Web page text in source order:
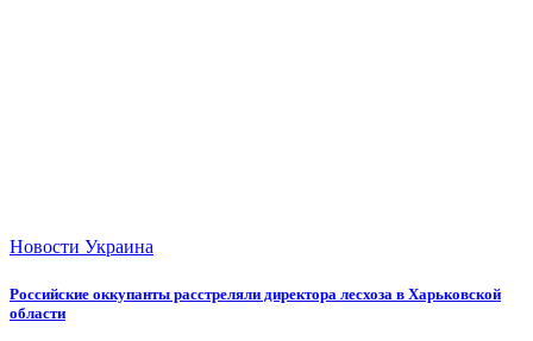
Новости Украина
Российские оккупанты расстреляли директора лесхоза в Харьковской
области